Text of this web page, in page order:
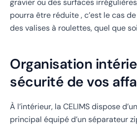
pourra être réduite , c’est le cas
des valises à roulettes, quel que
Organisation
sécurité de vos
À l’intérieur, la CELIMS dispose
principal équipé d’un séparateur